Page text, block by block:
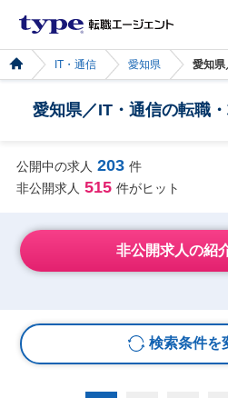
IT・通信 愛知県 愛知県
愛知県／IT・通信の転職
公開中の求人 203 件
非公開求人 515 件がヒット
非公開求人の紹
検索条件を